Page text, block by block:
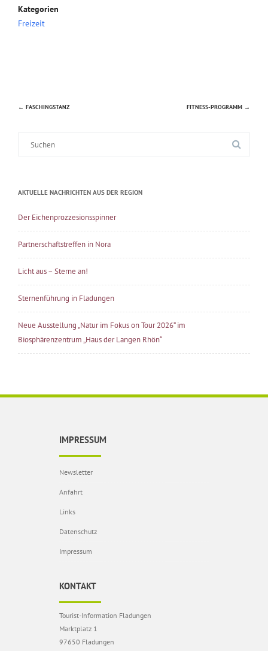
Kategorien
Freizeit
Beitragsnavigation
← FASCHINGSTANZ FITNESS-PROGRAMM →
AKTUELLE NACHRICHTEN AUS DER REGION
Der Eichenprozzesionsspinner
Partnerschaftstreffen in Nora
Licht aus – Sterne an!
Sternenführung in Fladungen
Neue Ausstellung „Natur im Fokus on Tour 2026“ im
Biosphärenzentrum „Haus der Langen Rhön“
IMPRESSUM
Newsletter
Anfahrt
Links
Datenschutz
Impressum
KONTAKT
Tourist-Information Fladungen
Marktplatz 1
97650 Fladungen